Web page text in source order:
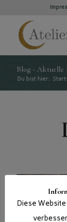
Blog - Aktuelle
Du bist hier:
Diese